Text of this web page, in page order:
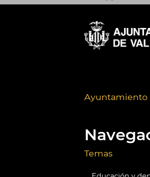
Ayuntamiento
Temas